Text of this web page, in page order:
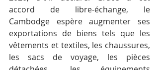
accord de libre-échange, le
Cambodge espère augmenter ses
exportations de biens tels que les
vêtements et textiles, les chaussures,
les sacs de voyage, les pièces